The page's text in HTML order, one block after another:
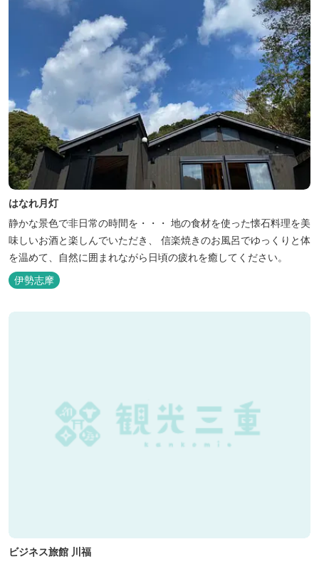
はなれ月灯
静かな景色で非日常の時間を・・・ 地の食材を使った懐石料理を美
味しいお酒と楽しんでいただき、 信楽焼きのお風呂でゆっくりと体
を温めて、自然に囲まれながら日頃の疲れを癒してください。
伊勢志摩
ビジネス旅館 川福